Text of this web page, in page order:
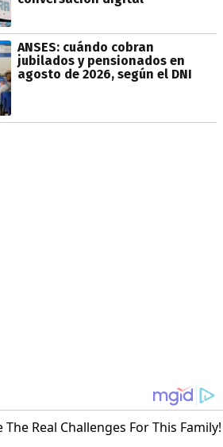
ANSES: cuándo cobran
jubilados y pensionados en
agosto de 2026, según el DNI